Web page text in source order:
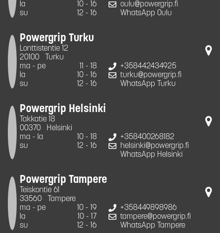
la
10 - 16
su
12 - 16
oulu@powergrip.fi
WhatsApp Oulu
Powergrip Turku
Lonttistentie 12
20100
Turku
ma - pe
11 - 18
la
10 - 16
su
12 - 16
+358442434925
turku@powergrip.fi
WhatsApp Turku
Powergrip Helsinki
Takkatie 18
00370
Helsinki
ma - la
10 - 18
su
12 - 16
+358400268182
helsinki@powergrip.fi
WhatsApp Helsinki
Powergrip Tampere
Teiskontie 61
33560
Tampere
ma - pe
10 - 19
la
10 - 17
su
12 - 16
+358449898986
tampere@powergrip.fi
WhatsApp Tampere